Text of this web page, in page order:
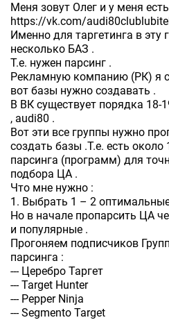
Меня зовут Олег и у меня
https://vk.com/
Именно для таргетинга в эту
несколько БАЗ .
Т.е. нужен парсинг .
Рекламную компанию (РК) я
вот базы нужно создавать .
В ВК существует порядка 18-
, audi80 .
Вот эти все группы нужно
создать базы .Т.е. есть
парсинга (программ) для
подбора ЦА .
Что мне нужно :
1. Выбрать 1 – 2
Но в начале пропарсить ЦА
и популярные .
Прогоняем подписчиков
парсинга :
--- Церебро Таргет
--- Target Hunter
--- Pepper Ninja
--- Segmento Target